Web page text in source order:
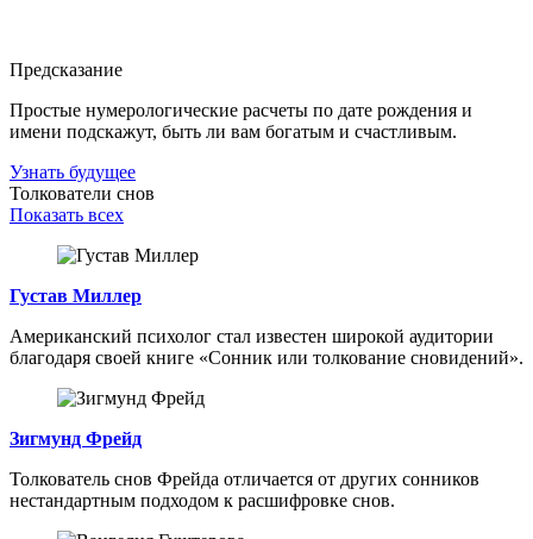
Предсказание
Простые нумерологические расчеты по дате рождения и
имени подскажут, быть ли вам богатым и счастливым.
Узнать будущее
Толкователи снов
Показать всех
Густав Миллер
Американский психолог стал известен широкой аудитории
благодаря своей книге «Сонник или толкование сновидений».
Зигмунд Фрейд
Толкователь снов Фрейда отличается от других сонников
нестандартным подходом к расшифровке снов.